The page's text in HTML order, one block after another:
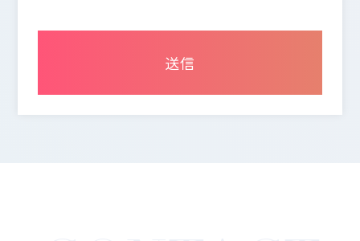
2.個人情報の保護にかかわる法令の遵守
法令・規範を遵守致します。